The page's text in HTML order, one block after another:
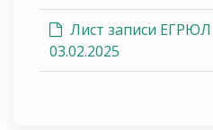
Лист записи ЕГРЮЛ
03.02.2025